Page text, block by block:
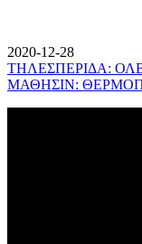
2020-12-28
ΤΗΛΕΣΠΕΡΙΔΑ:
ΜΑΘΗΣΙΝ: